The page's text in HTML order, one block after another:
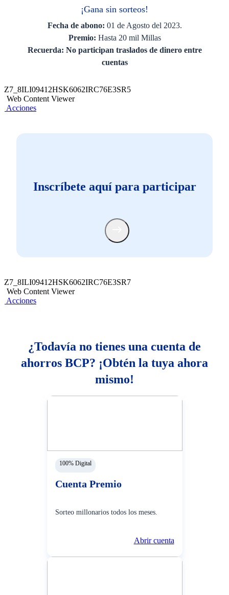
¡Gana sin sorteos!
Fecha de abono: 01 de Agosto del 2023.
Premio: Hasta 20 mil Millas
Recuerda: No participan traslados de dinero entre
cuentas
Z7_8ILI09412HSK6062IRC76E3SR5
Web Content Viewer
Acciones
Inscríbete aquí para participar
Z7_8ILI09412HSK6062IRC76E3SR7
Web Content Viewer
Acciones
¿Todavía no tienes una cuenta de
ahorros BCP? ¡Obtén la tuya ahora
mismo!
100% Digital
Cuenta Premio
Sorteo millonarios todos los meses.
Abrir cuenta